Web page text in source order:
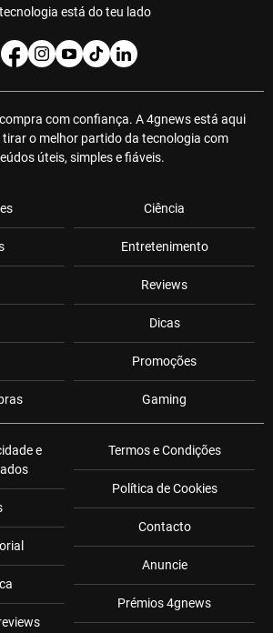
está do teu lado
com confiança. A 4gnews está aqui
o melhor partido da tecnologia com
úteis, simples e fiáveis.
Ciência
Entretenimento
Reviews
Dicas
Promoções
Gaming
e
Termos e Condições
Política de Cookies
Contacto
Anuncie
Prémios 4gnews